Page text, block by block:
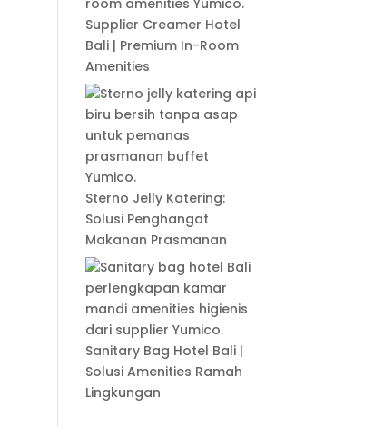
Supplier Creamer Hotel
Bali | Premium In-Room
Amenities
Sterno Jelly Katering:
Solusi Penghangat
Makanan Prasmanan
Sanitary Bag Hotel Bali |
Solusi Amenities Ramah
Lingkungan